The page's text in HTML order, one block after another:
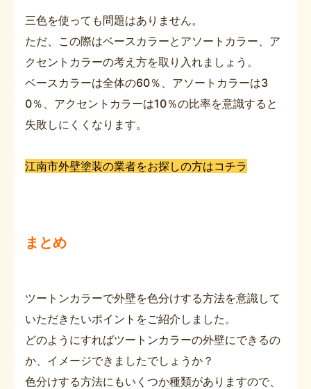
三色を使っても問題はありません。
ただ、この際はベースカラーとアソートカラー、ア
クセントカラーの考え方を取り入れましょう。
ベースカラーは全体の60％、アソートカラーは3
0％、アクセントカラーは10％の比率を意識すると
失敗しにくくなります。
江南市外壁塗装の業者をお探しの方はコチラ
まとめ
ツートンカラーで外壁を色分けする方法を意識して
いただきたいポイントをご紹介しました。
どのようにすればツートンカラーの外壁にできるの
か、イメージできましたでしょうか？
色分けする方法にもいくつか種類がありますので、